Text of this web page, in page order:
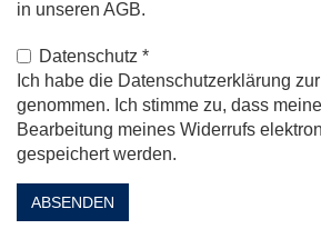
in unseren AGB.
Datenschutz *
Ich habe die Datenschutzerklärung
genommen. Ich stimme zu, dass
Bearbeitung meines Widerrufs
gespeichert werden.
ABSENDEN